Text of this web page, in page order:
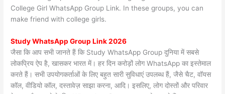
College Girl WhatsApp Group Link. In these groups, you can
make friend with college girls.
Study WhatsApp Group Link 2026
जैसा कि आप सभी जानते हैं कि Study WhatsApp Group दुनिया में सबसे
लोकप्रिय ऐप है, खासकर भारत में। हर दिन करोड़ों लोग WhatsApp का इस्तेमाल
करते हैं। सभी उपयोगकर्ताओं के लिए बहुत सारी सुविधाएं उपलब्ध हैं, जैसे चैट, वॉयस
कॉल, वीडियो कॉल, दस्तावेज़ साझा करना, आदि। इसलिए, लोग दोस्तों और परिवार